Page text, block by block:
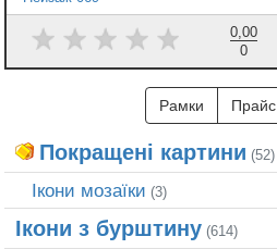
0,00
0
Рамки Прайс
Покращені картини (52)
Ікони мозаїки (3)
Ікони з бурштину (614)